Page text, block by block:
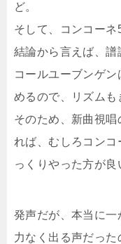
ど。
そして、コンコーネ
結論から言えば、譜
コールユーブンゲ
めるので、リズムも
そのため、新曲視
れば、むしろコン
っくりやった方が良
発声だが、本当に一
力なく出る声だっ